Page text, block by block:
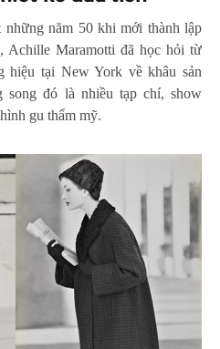
những năm 50 khi mới thành lập
Achille Maramotti đã học hỏi từ
hiệu tại New York về khâu sản
song đó là nhiều tạp chí, show
gu thẩm mỹ.